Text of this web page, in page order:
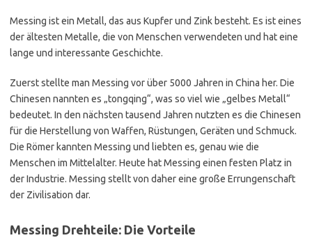
Messing ist ein Metall, das aus Kupfer und Zink besteht. Es ist eines
der ältesten Metalle, die von Menschen verwendeten und hat eine
lange und interessante Geschichte.
Zuerst stellte man Messing vor über 5000 Jahren in China her. Die
Chinesen nannten es „tongqing“, was so viel wie „gelbes Metall“
bedeutet. In den nächsten tausend Jahren nutzten es die Chinesen
für die Herstellung von Waffen, Rüstungen, Geräten und Schmuck.
Die Römer kannten Messing und liebten es, genau wie die
Menschen im Mittelalter. Heute hat Messing einen festen Platz in
der Industrie. Messing stellt von daher eine große Errungenschaft
der Zivilisation dar.
Messing Drehteile: Die Vorteile